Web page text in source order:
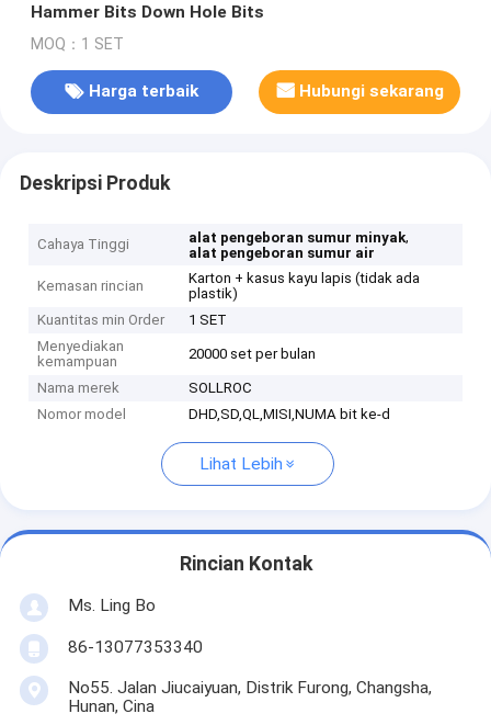
Hammer Bits Down Hole Bits
MOQ：1 SET
Harga terbaik Hubungi sekarang
Deskripsi Produk
Cahaya Tinggi alat pengeboran sumur minyak,
alat pengeboran sumur air
Kemasan rincian
Karton + kasus kayu lapis (tidak ada
plastik)
Kuantitas min Order
1 SET
Menyediakan
kemampuan
20000 set per bulan
Nama merek
SOLLROC
Nomor model
DHD,SD,QL,MISI,NUMA bit ke-d
Lihat Lebih
Rincian Kontak
Ms. Ling Bo
86-13077353340
No55. Jalan Jiucaiyuan, Distrik Furong, Changsha,
Hunan, Cina